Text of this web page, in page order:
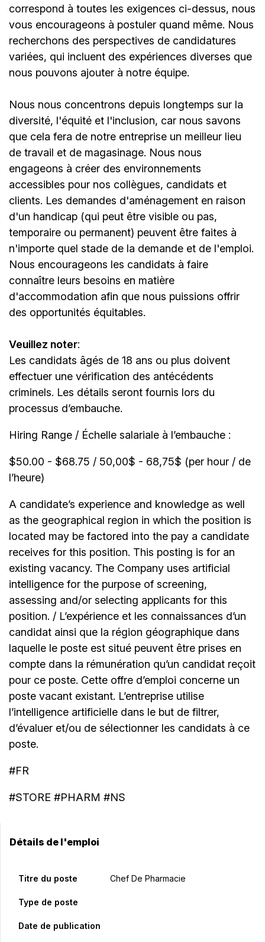
correspond à toutes les exigences ci-dessus, nous
vous encourageons à postuler quand même. Nous
recherchons des perspectives de candidatures
variées, qui incluent des expériences diverses que
nous pouvons ajouter à notre équipe.
Nous nous concentrons depuis longtemps sur la
diversité, l'équité et l'inclusion, car nous savons
que cela fera de notre entreprise un meilleur lieu
de travail et de magasinage. Nous nous
engageons à créer des environnements
accessibles pour nos collègues, candidats et
clients. Les demandes d'aménagement en raison
d'un handicap (qui peut être visible ou pas,
temporaire ou permanent) peuvent être faites à
n'importe quel stade de la demande et de l'emploi.
Nous encourageons les candidats à faire
connaître leurs besoins en matière
d'accommodation afin que nous puissions offrir
des opportunités équitables.
Veuillez noter:
Les candidats âgés de 18 ans ou plus doivent
effectuer une vérification des antécédents
criminels. Les détails seront fournis lors du
processus d’embauche.
Hiring Range / Échelle salariale à l’embauche :
$50.00 - $68.75 / 50,00$ - 68,75$ (per hour / de
l’heure)
A candidate’s experience and knowledge as well
as the geographical region in which the position is
located may be factored into the pay a candidate
receives for this position. This posting is for an
existing vacancy. The Company uses artificial
intelligence for the purpose of screening,
assessing and/or selecting applicants for this
position. / L’expérience et les connaissances d’un
candidat ainsi que la région géographique dans
laquelle le poste est situé peuvent être prises en
compte dans la rémunération qu’un candidat reçoit
pour ce poste. Cette offre d’emploi concerne un
poste vacant existant. L’entreprise utilise
l’intelligence artificielle dans le but de filtrer,
d’évaluer et/ou de sélectionner les candidats à ce
poste.
#FR
#STORE #PHARM #NS
Détails de l'emploi
Titre du poste Chef De Pharmacie
Type de poste
Date de publication